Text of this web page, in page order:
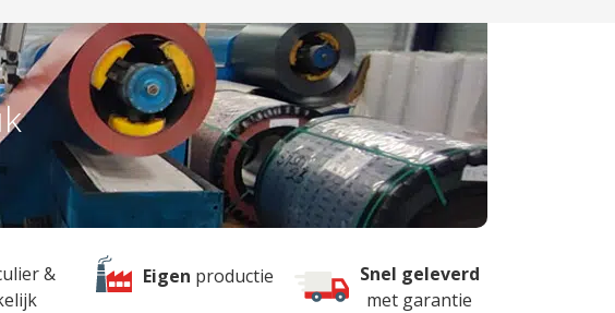
&
Eigen productie
Snel geleverd
met garantie